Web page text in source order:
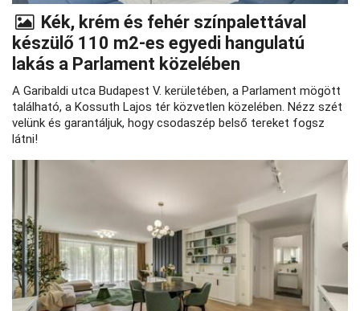
Kék, krém és fehér színpalettával
készülő 110 m2-es egyedi hangulatú
lakás a Parlament közelében
A Garibaldi utca Budapest V. kerületében, a Parlament mögött
található, a Kossuth Lajos tér közvetlen közelében. Nézz szét
velünk és garantáljuk, hogy csodaszép belső tereket fogsz
látni!